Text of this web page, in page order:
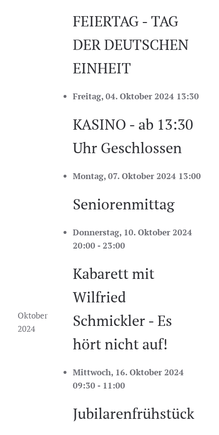
Oktober
2024
FEIERTAG - TAG
DER DEUTSCHEN
EINHEIT
Freitag, 04. Oktober 2024 13:30
KASINO - ab 13:30
Uhr Geschlossen
Montag, 07. Oktober 2024 13:00
Seniorenmittag
Donnerstag, 10. Oktober 2024
20:00 - 23:00
Kabarett mit
Wilfried
Schmickler - Es
hört nicht auf!
Mittwoch, 16. Oktober 2024
09:30 - 11:00
Jubilarenfrühstück